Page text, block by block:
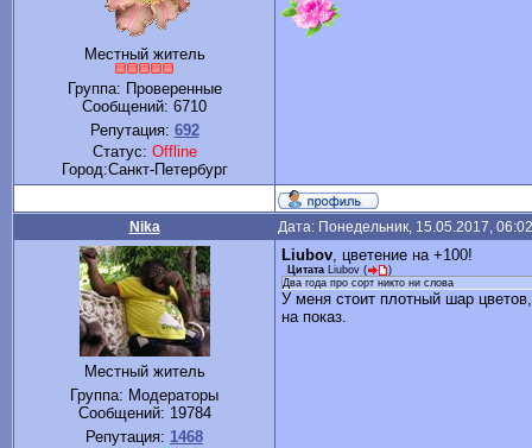
Местный житель
Группа: Проверенные
Сообщений: 6710
Репутация: 692
Статус: Offline
Город:Санкт-Петербург
Nika Дата: Понедельник, 15.05.2017,
Местный житель
Группа: Модераторы
Сообщений: 19784
Репутация: 1468
Liubov, цветение на +100!
Цитата Liubov (
)
Два года про сорт никто ни слова
У меня стоит плотный шар
на показ.